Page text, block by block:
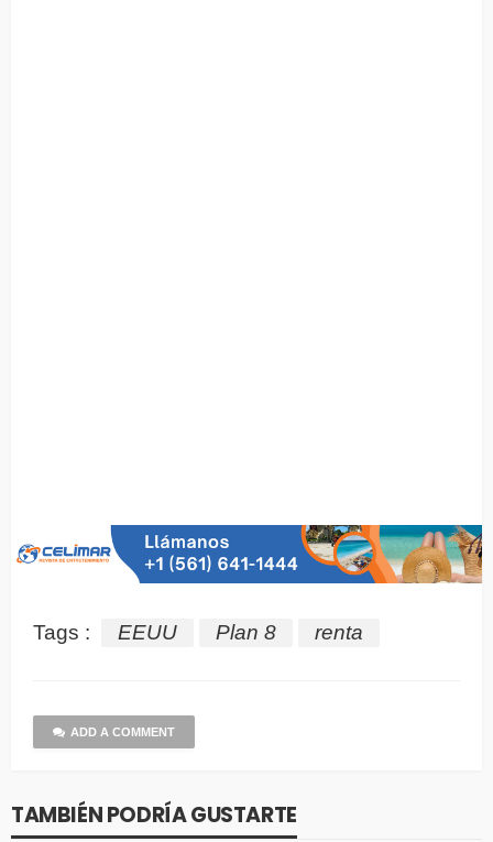
Tags : EEUU Plan 8 renta
ADD A COMMENT
TAMBIÉN PODRÍA GUSTARTE